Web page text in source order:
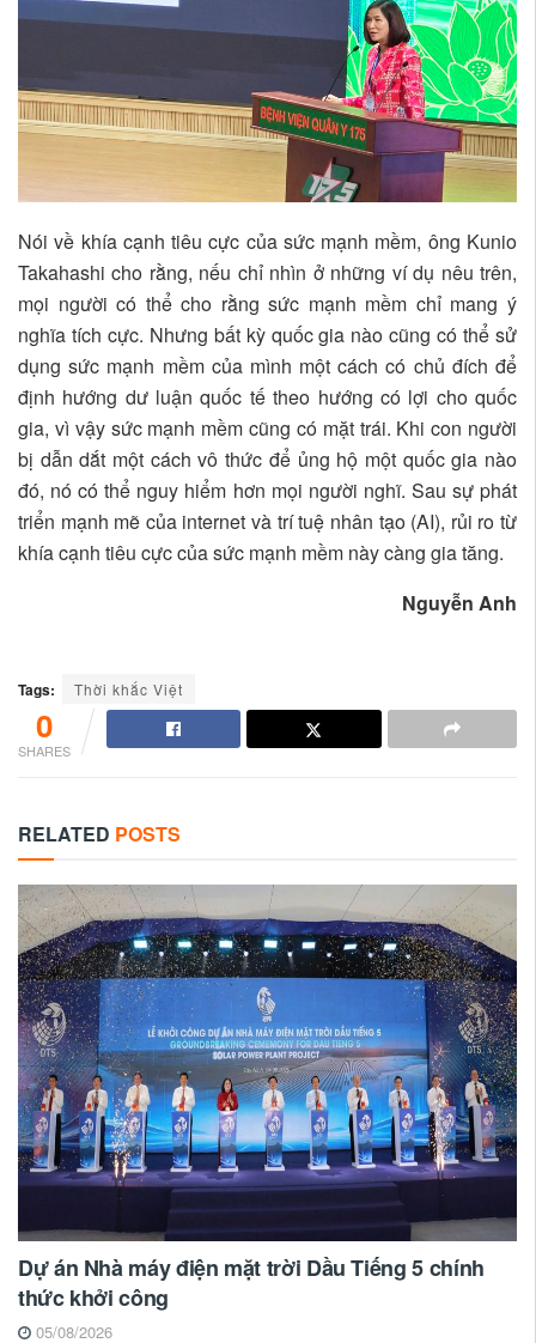
Nói về khía cạnh tiêu cực của sức mạnh mềm, ông Kunio
Takahashi cho rằng, nếu chỉ nhìn ở những ví dụ nêu trên,
mọi người có thể cho rằng sức mạnh mềm chỉ mang ý
nghĩa tích cực. Nhưng bất kỳ quốc gia nào cũng có thể sử
dụng sức mạnh mềm của mình một cách có chủ đích để
định hướng dư luận quốc tế theo hướng có lợi cho quốc
gia, vì vậy sức mạnh mềm cũng có mặt trái. Khi con người
bị dẫn dắt một cách vô thức để ủng hộ một quốc gia nào
đó, nó có thể nguy hiểm hơn mọi người nghĩ. Sau sự phát
triển mạnh mẽ của internet và trí tuệ nhân tạo (AI), rủi ro từ
khía cạnh tiêu cực của sức mạnh mềm này càng gia tăng.
Nguyễn Anh
Tags: Thời khắc Việt
0
SHARES
RELATED POSTS
Dự án Nhà máy điện mặt trời Dầu Tiếng 5 chính
thức khởi công
05/08/2026